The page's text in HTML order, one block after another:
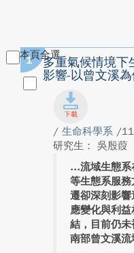
本頁全選
1
多重氣候情境下
影響-以曾文溪為
/ 生命科學系 /
研究生： 吳殷葭
流域生態
等生態系服
遷卻深刻影
應變化與利
結，目前仍
南部曾文溪